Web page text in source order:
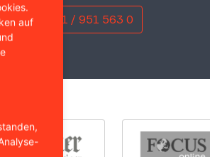
0221 / 951 563 0
auf